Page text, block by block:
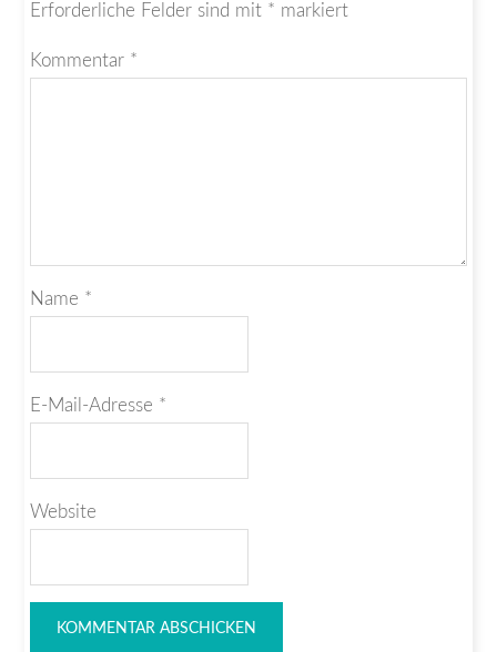
Erforderliche Felder sind mit * markiert
Kommentar *
Name *
E-Mail-Adresse *
Website